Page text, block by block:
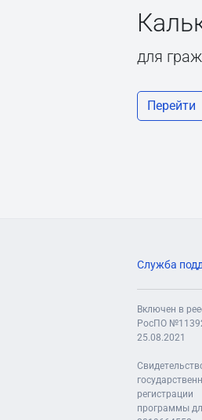
для
Перейти
Служба
Включен в
РосПО
25.08.2021
регистрации
программы